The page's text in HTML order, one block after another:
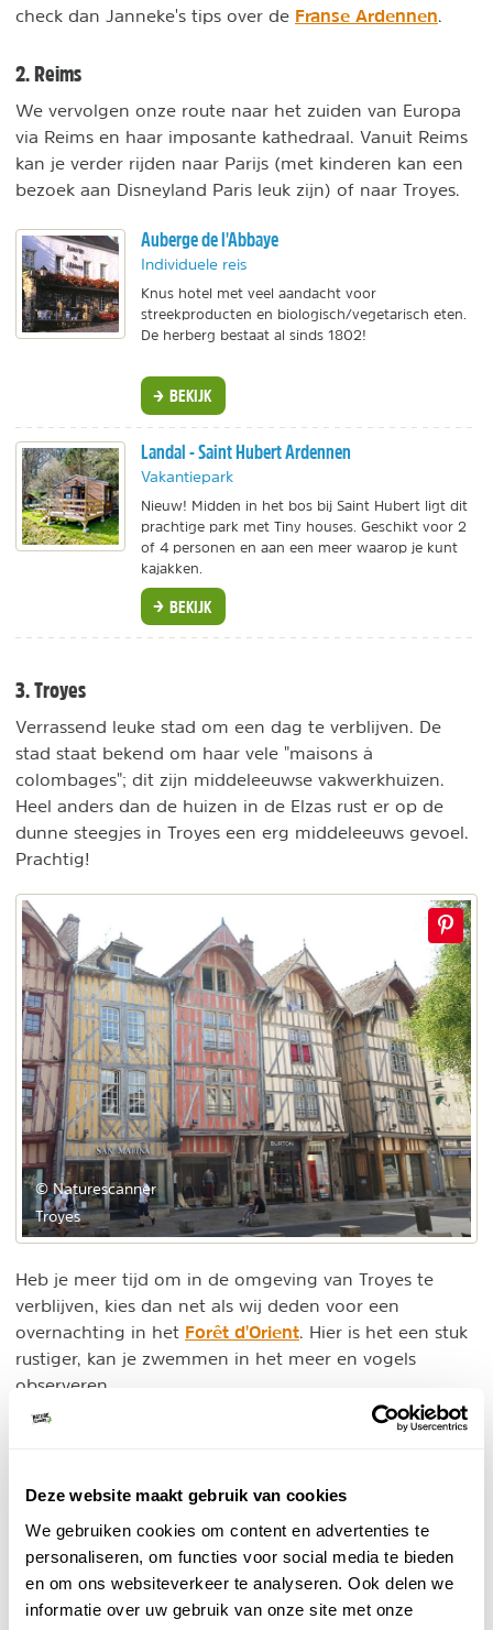
Deze website maakt gebruik van cookies
We gebruiken cookies om content en advertenties te
personaliseren, om functies voor social media te bieden
en om ons websiteverkeer te analyseren. Ook delen we
informatie over uw gebruik van onze site met onze
check dan Janneke's tips over de Franse Ardennen.
2. Reims
We vervolgen onze route naar het zuiden van Europa
via Reims en haar imposante kathedraal. Vanuit Reims
kan je verder rijden naar Parijs (met kinderen kan een
bezoek aan Disneyland Paris leuk zijn) of naar Troyes.
Auberge de l'Abbaye
Individuele reis
Knus hotel met veel aandacht voor
streekproducten en biologisch/vegetarisch eten.
De herberg bestaat al sinds 1802!
BEKIJK
Landal - Saint Hubert Ardennen
Vakantiepark
Nieuw! Midden in het bos bij Saint Hubert ligt dit
prachtige park met Tiny houses. Geschikt voor 2
of 4 personen en aan een meer waarop je kunt
kajakken.
BEKIJK
3. Troyes
Verrassend leuke stad om een dag te verblijven. De
stad staat bekend om haar vele "maisons à
colombages"; dit zijn middeleeuwse vakwerkhuizen.
Heel anders dan de huizen in de Elzas rust er op de
dunne steegjes in Troyes een erg middeleeuws gevoel.
Prachtig!
© Naturescanner
Troyes
Heb je meer tijd om in de omgeving van Troyes te
verblijven, kies dan net als wij deden voor een
overnachting in het Forêt d'Orient
Hier is het een stuk
rustiger, kan je zwemmen in het meer en vogels
observeren.
- Hotel Domaine de la
Booking.com - Hotels in Troyes
Individuele reis
In het centrum van Troyes bevinden zich
bijzonder knusse hotels in oude balkenhuizen.
BEKIJK